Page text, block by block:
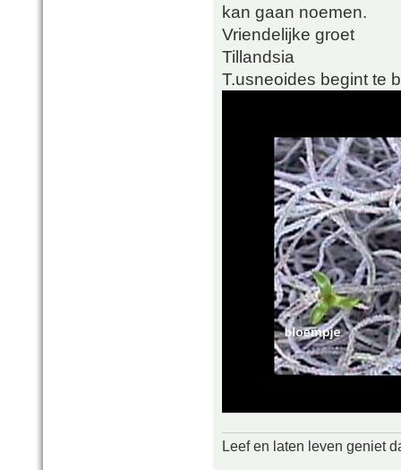
kan gaan noemen.
Vriendelijke groet
Tillandsia
T.usneoides begint te
Leef en laten leven geniet